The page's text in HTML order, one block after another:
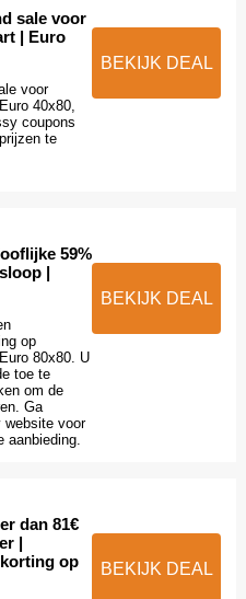
sale voor
| Euro
voor
40x80,
coupons
te
BEKIJK DEAL
59%
|
op
80x80. U
toe te
om de
Ga
website voor
aanbieding.
BEKIJK DEAL
dan 81€
|
op
BEKIJK DEAL